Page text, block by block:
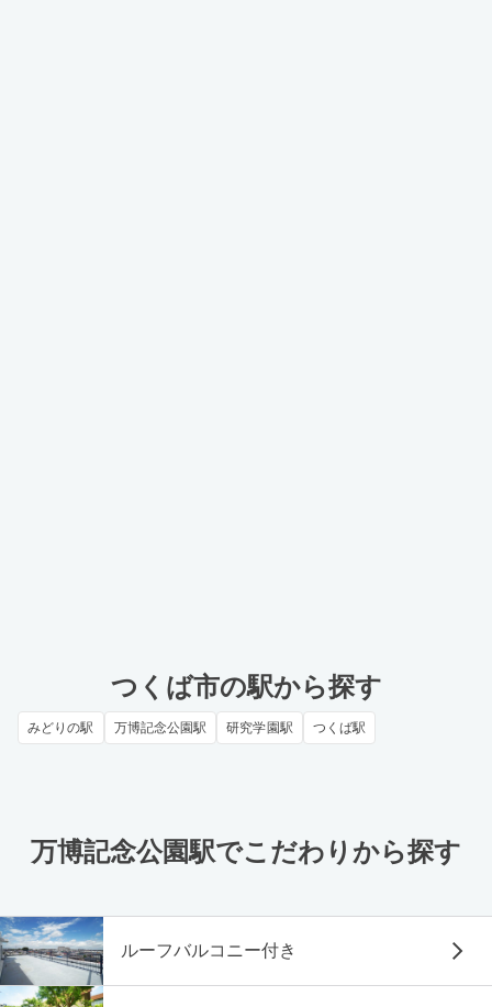
つくば市の駅から探す
みどりの駅 万博記念公園駅 研究学園駅 つくば駅
万博記念公園駅でこだわりから探す
ルーフバルコニー付き